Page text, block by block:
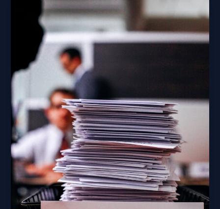
Resmi
pembuatan
ijazah
resmi
terdaftar